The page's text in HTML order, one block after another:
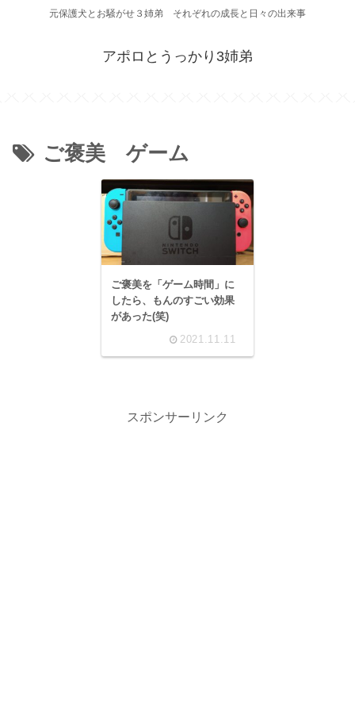
元保護犬とお騒がせ３姉弟 それぞれの成長と日々の出来事
アポロとうっかり3姉弟
ご褒美 ゲーム
ご褒美を「ゲーム時間」に
したら、もんのすごい効果
があった(笑)
2021.11.11
スポンサーリンク